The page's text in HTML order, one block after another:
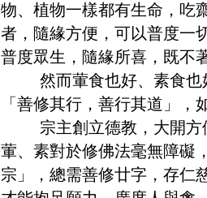
物、植物一樣都有生命，吃
者，隨緣方便，可以普度一
普度眾生，隨緣所喜，既不
然而葷食也好、素食也
「善修其行，善行其道」
宗主創立德教，大開方
葷、素對於修佛法毫無障礙
宗」，總需善修廿字，存仁